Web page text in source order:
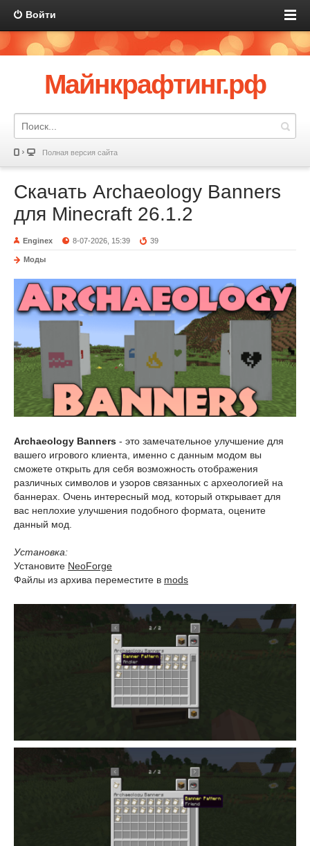
Войти
Майнкрафтинг.рф
Полная версия сайта
Скачать Archaeology Banners
для Minecraft 26.1.2
Enginex 8-07-2026, 15:39 39
Моды
Archaeology Banners - это замечательное улучшение для
вашего игрового клиента, именно с данным модом вы
сможете открыть для себя возможность отображения
различных символов и узоров связанных с археологией на
баннерах. Очень интересный мод, который открывает для
вас неплохие улучшения подобного формата, оцените
данный мод.
Установка:
Установите NeoForge
Файлы из архива переместите в mods